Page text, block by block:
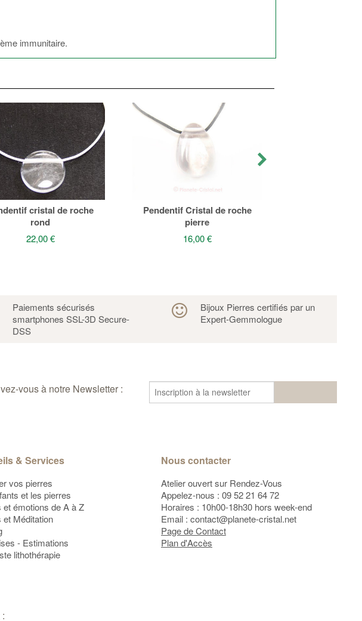
immunitaire.
cristal de roche
rond
22,00 €
Pendentif Cristal de roche
pierre
16,00 €
Paiements sécurisés
smartphones SSL-3D Secure-
DSS
Bijoux Pierres certifiés par un
Expert-Gemmologue
vous à notre Newsletter :
& Services
vos pierres
et les pierres
et émotions de A à Z
et Méditation
- Estimations
lithothérapie
Nous contacter
Atelier ouvert sur Rendez-Vous
Appelez-nous : 09 52 21 64 72
Horaires : 10h00-18h30 hors week-end
Email : contact@planete-cristal.net
Page de Contact
Plan d'Accès